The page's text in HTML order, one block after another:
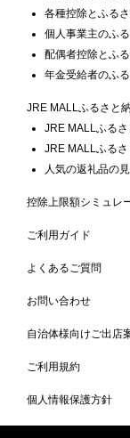
各種控除とふる
個人事業主のふ
配偶者控除とふ
年金受給者のふ
JRE MALLふるさと
JRE MALLふる
JRE MALLふる
人気の返礼品の
控除上限額シミュレ
ご利用ガイド
よくあるご質問
お問い合わせ
自治体様向けご出店
ご利用規約
個人情報保護方針